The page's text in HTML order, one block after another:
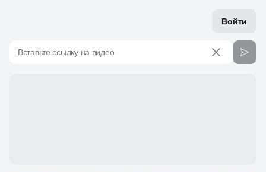
Войти
Вставьте ссылку на видео